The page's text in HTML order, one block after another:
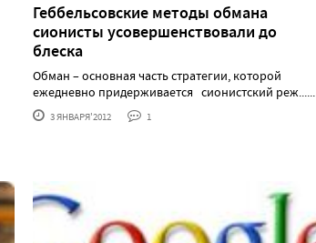
Геббельсовские методы обмана
сионисты усовершенствовали до
блеска
Обман – основная часть стратегии, которой
ежедневно придерживается сионистский реж......
3 ЯНВАРЯ'2012 1